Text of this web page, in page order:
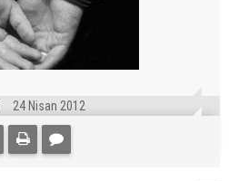
24 Nisan 2012